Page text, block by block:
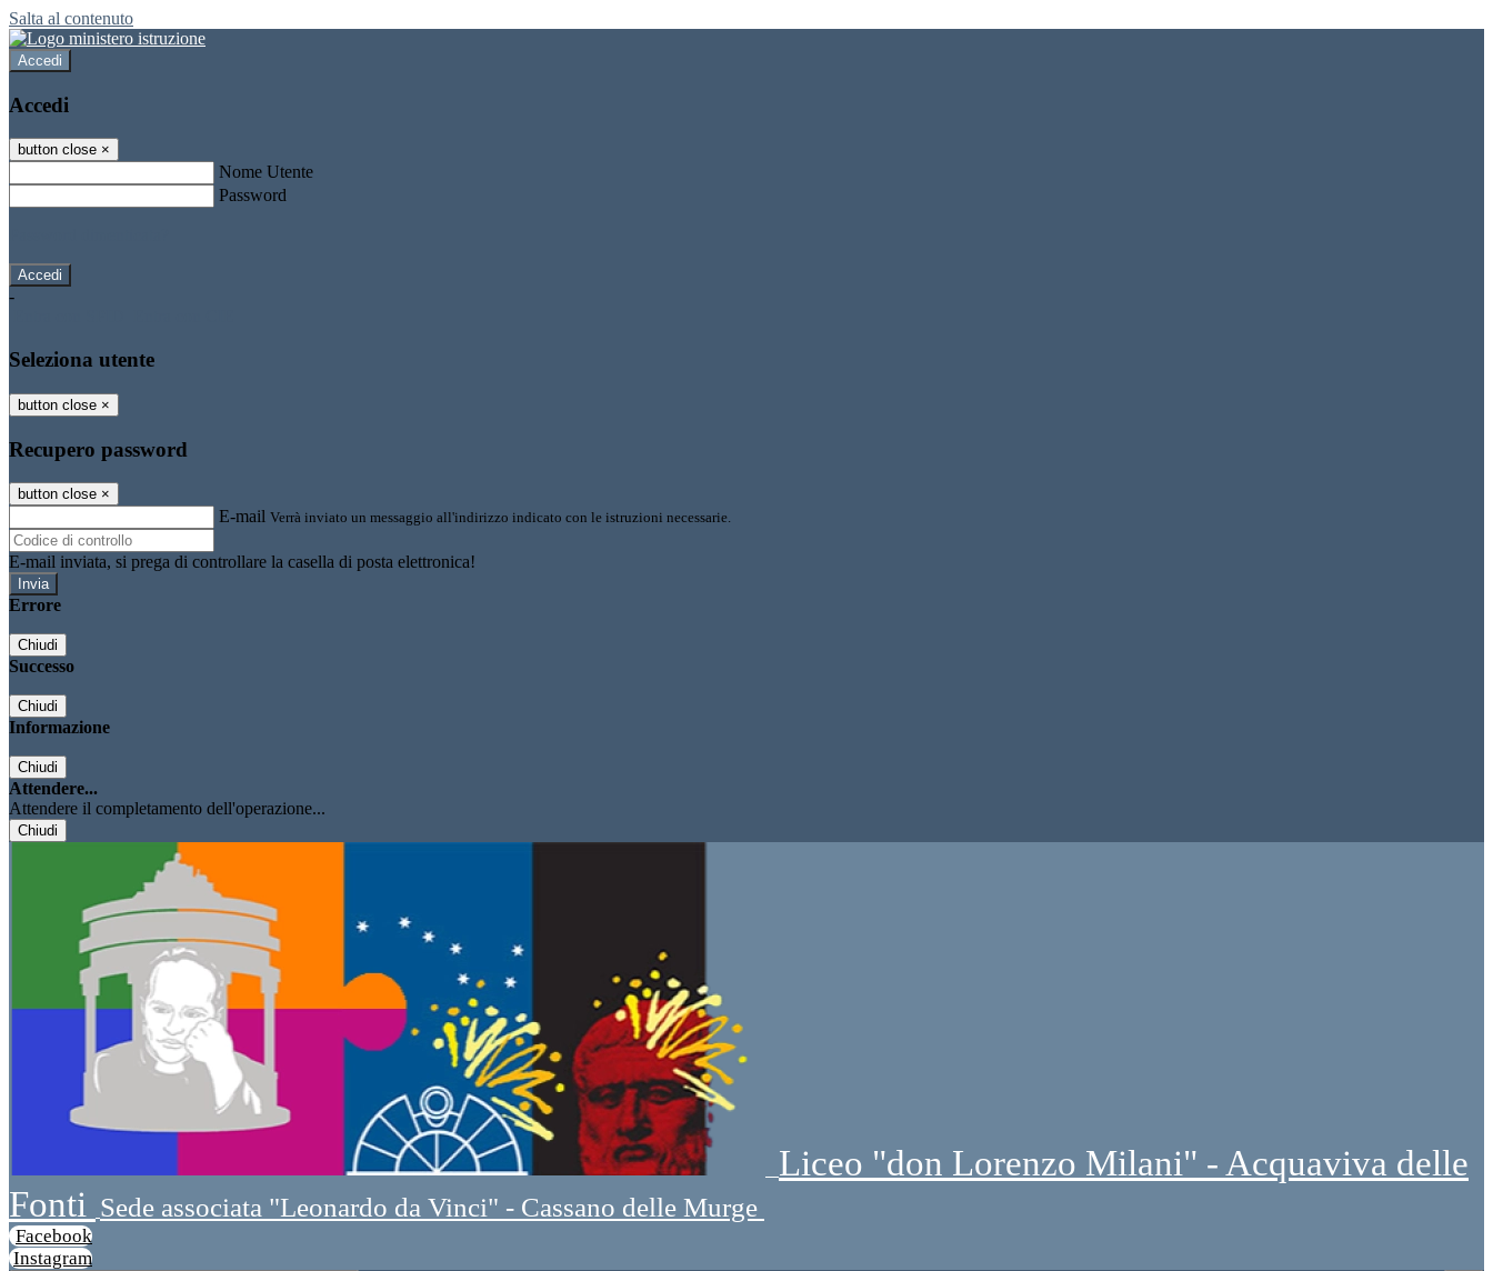
Salta al contenuto
Accedi
Accedi
button close ×
Nome Utente
Password
-
Seleziona utente
button close ×
Recupero password
button close ×
E-mail Verrà inviato un messaggio all'indirizzo indicato con le istruzioni necessarie.
E-mail inviata, si prega di controllare la casella di posta elettronica!
Errore
Chiudi
Successo
Chiudi
Informazione
Chiudi
Attendere...
Attendere il completamento dell'operazione...
Chiudi
Liceo "don Lorenzo Milani" - Acquaviva delle
Fonti Sede associata "Leonardo da Vinci" - Cassano delle Murge
Facebook
Instagram